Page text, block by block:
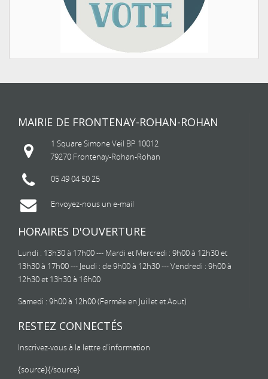
MAIRIE DE FRONTENAY-ROHAN-ROHAN
1 Square Simone Veil BP 10012
79270 Frontenay-Rohan-Rohan
05 49 04 50 25
Envoyez-nous un e-mail
HORAIRES D'OUVERTURE
Lundi : 13h30 à 17h00 --- Mardi et Mercredi : 9h00 à 12h30 et
13h30 à 17h00 --- Jeudi : de 9h00 à 12h30 --- Vendredi : 9h00 à
12h30 et 13h30 à 16h00
Samedi : 9h00 à 12h00 (Fermée en Juillet et Aout)
RESTEZ CONNECTÉS
Inscrivez-vous à la lettre d'information
{source}{/source}